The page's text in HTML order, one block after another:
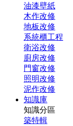
油漆壁紙
木作改修
地板改修
系統櫃工程
衛浴改修
廚房改修
門窗改修
照明改修
泥作改修
知識庫
知識分區
築特輯